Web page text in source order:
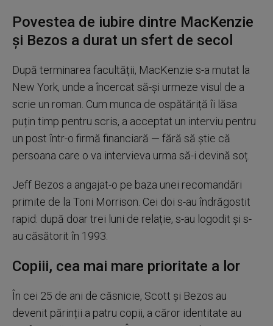
Povestea de iubire dintre MacKenzie
și Bezos a durat un sfert de secol
După terminarea facultății, MacKenzie s-a mutat la
New York, unde a încercat să-și urmeze visul de a
scrie un roman. Cum munca de ospătăriță îi lăsa
puțin timp pentru scris, a acceptat un interviu pentru
un post într-o firmă financiară — fără să știe că
persoana care o va intervieva urma să-i devină soț.
Jeff Bezos a angajat-o pe baza unei recomandări
primite de la Toni Morrison. Cei doi s-au îndrăgostit
rapid: după doar trei luni de relație, s-au logodit și s-
au căsătorit în 1993.
Copiii, cea mai mare prioritate a lor
În cei 25 de ani de căsnicie, Scott și Bezos au
devenit părinții a patru copii, a căror identitate au